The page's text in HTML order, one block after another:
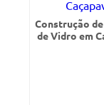
Construção
de Vidro em